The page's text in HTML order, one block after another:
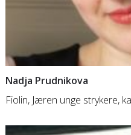
Nadja Prudnikova
Fiolin, Jæren unge strykere,